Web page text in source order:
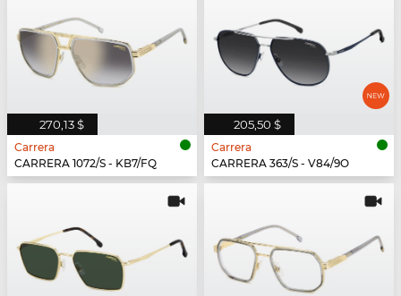
270,13 $
Carrera
CARRERA 1072/S - KB7/FQ
205,50 $
Carrera
CARRERA 363/S - V84/9O